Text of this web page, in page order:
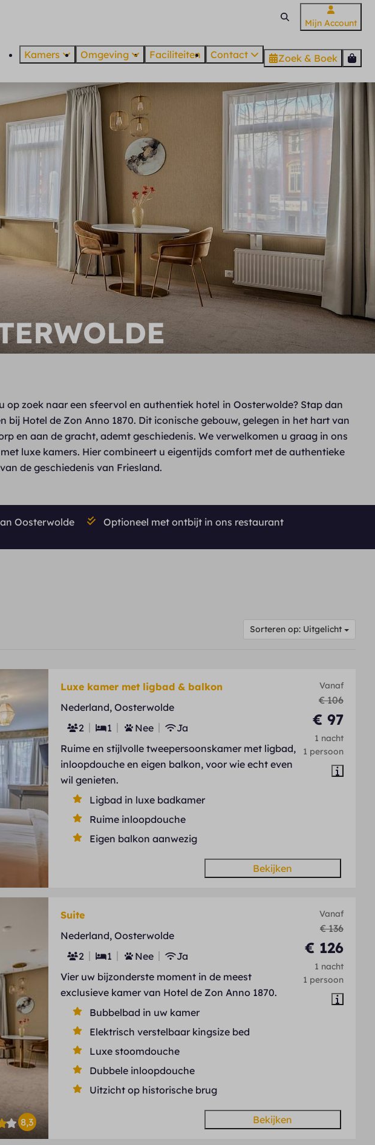
Mijn Account
Kamers Omgeving Faciliteiten Contact Zoek & Boek
op zoek naar een sfeervol en authentiek hotel in Oosterwolde? Stap dan
bij Hotel de Zon Anno 1870. Dit iconische gebouw, gelegen in het hart van
en aan de gracht, ademt geschiedenis. We verwelkomen u graag in ons
luxe kamers. Hier combineert u eigentijds comfort met de authentieke
de geschiedenis van Friesland.
Oosterwolde Optioneel met ontbijt in ons restaurant
Sorteren op: Uitgelicht
Vanaf
€ 106
€ 97
1 nacht
1 persoon
Luxe kamer met ligbad & balkon
Nederland, Oosterwolde
2
1 Nee
Ja
Ruime en stijlvolle tweepersoonskamer met ligbad,
inloopdouche en eigen balkon, voor wie echt even
wil genieten.
Ligbad in luxe badkamer
Ruime inloopdouche
Eigen balkon aanwezig
Bekijken
8,3
Vanaf
€ 136
€ 126
1 nacht
1 persoon
Suite
Nederland, Oosterwolde
2
1 Nee
Ja
Vier uw bijzonderste moment in de meest
exclusieve kamer van Hotel de Zon Anno 1870.
Bubbelbad in uw kamer
Elektrisch verstelbaar kingsize bed
Luxe stoomdouche
Dubbele inloopdouche
Uitzicht op historische brug
Bekijken